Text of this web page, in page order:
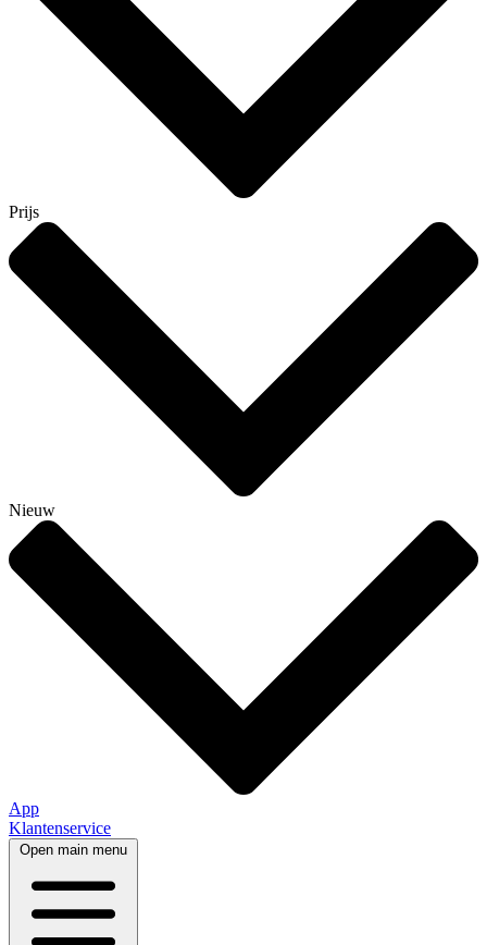
Prijs
Nieuw
App
Klantenservice
Open main menu